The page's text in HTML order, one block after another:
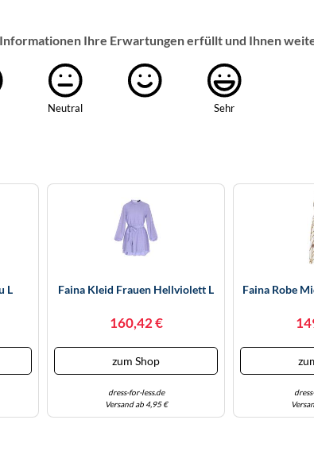
Ihre Erwartungen erfüllt und Ihnen
Neutral Sehr
L Faina Kleid Frauen Hellviolett L
160,42 €
zum Shop
dress-for-less.de
Versand ab 4,95 €
Faina Robe